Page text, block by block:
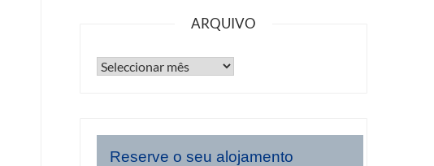
ARQUIVO
Reserve o seu alojamento